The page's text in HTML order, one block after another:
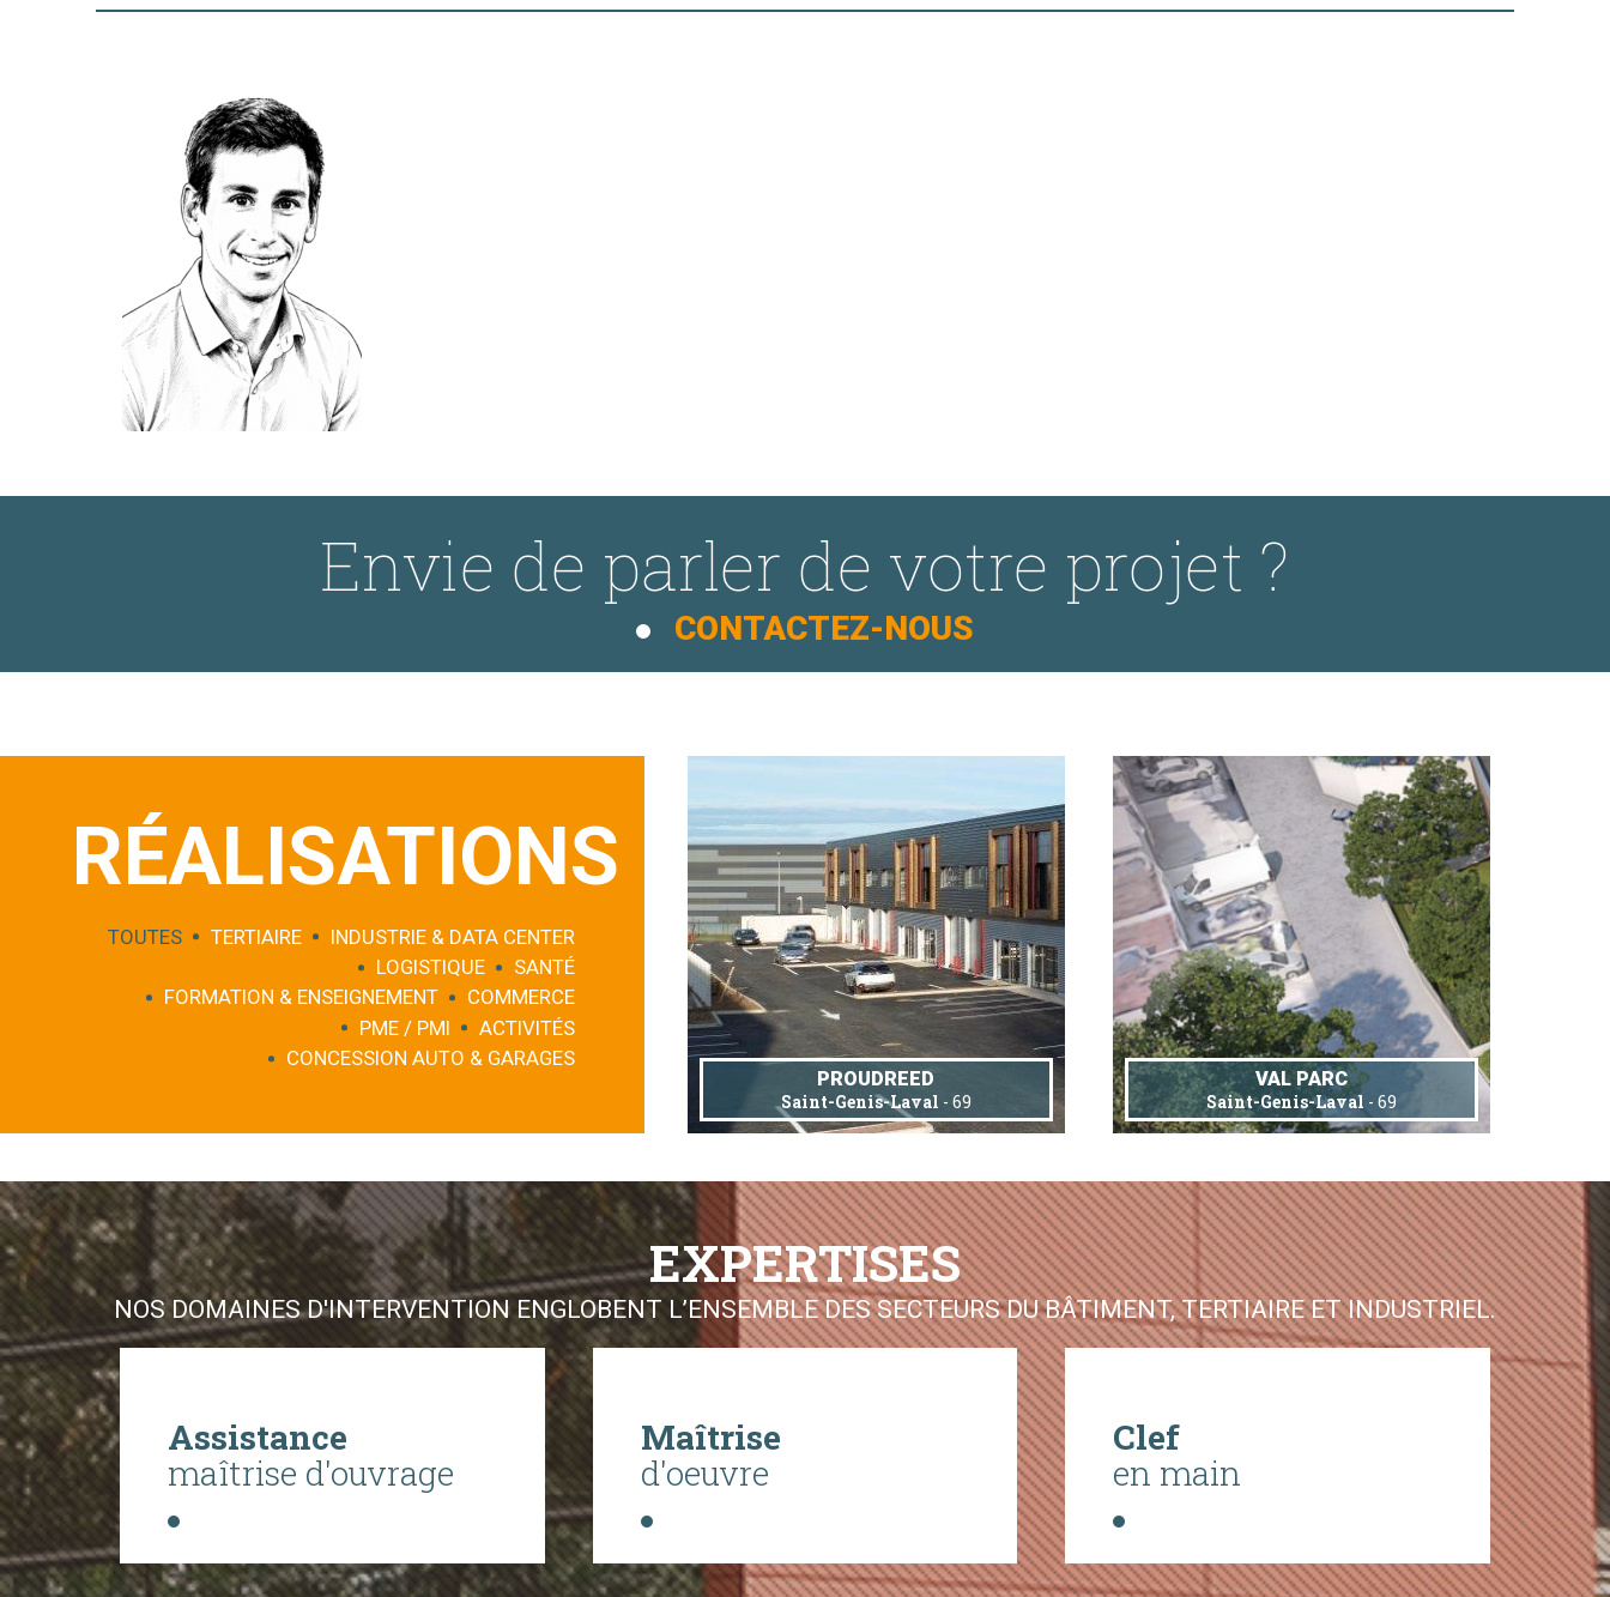
Envie de parler de votre projet ?
CONTACTEZ-NOUS
RÉALISATIONS
TOUTES TERTIAIRE
INDUSTRIE & DATA CENTER
LOGISTIQUE
SANTÉ
FORMATION & ENSEIGNEMENT
COMMERCE
PME / PMI
ACTIVITÉS
CONCESSION AUTO & GARAGES
PROUDREED
Saint-Genis-Laval - 69
VAL PARC
Saint-Genis-Laval - 69
EXPERTISES
NOS DOMAINES D'INTERVENTION ENGLOBENT L’ENSEMBLE DES SECTEURS DU BÂTIMENT, TERTIAIRE ET INDUSTRIEL.
Assistance
maîtrise d'ouvrage
Maîtrise
d'oeuvre
Clef
en main